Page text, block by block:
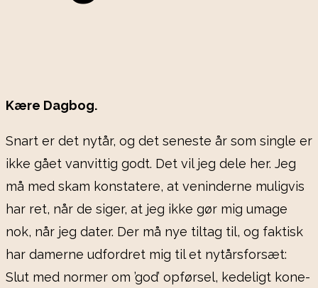
Kære Dagbog.
Snart er det nytår, og det seneste år som single er
ikke gået vanvittig godt. Det vil jeg dele her. Jeg
må med skam konstatere, at veninderne muligvis
har ret, når de siger, at jeg ikke gør mig umage
nok, når jeg dater. Der må nye tiltag til, og faktisk
har damerne udfordret mig til et nytårsforsæt:
Slut med normer om ’god’ opførsel, kedeligt kone-